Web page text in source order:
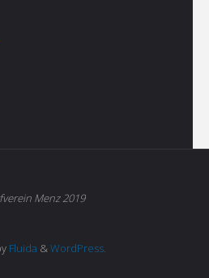
Menz 2019
Fluida & WordPress.